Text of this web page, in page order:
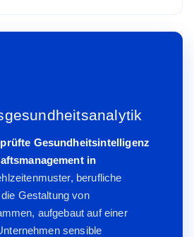
Gesundheitsintelligenz
in
berufliche
Gestaltung von
aufgebaut auf einer
sensible